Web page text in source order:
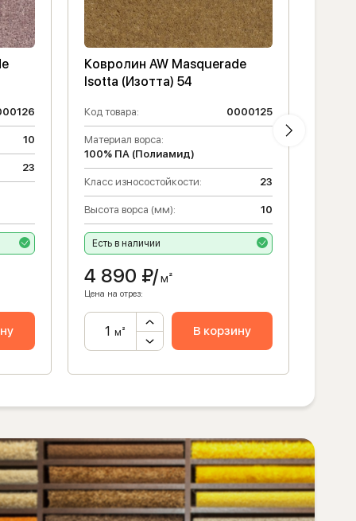
10
23
Ковролин AW Masquerade
Isotta (Изотта) 54
Код товара: 0000125
Материал ворса:
100% ПА (Полиамид)
Класс износостойкости: 23
Высота ворса (мм): 10
Есть в наличии
4 890 ₽/м²
Цена на отрез:
м² В корзину